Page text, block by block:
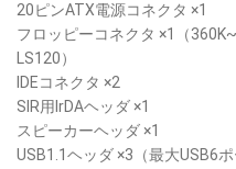
20ピンATX電源コネクタ ×1
フロッピーコネクタ ×1（
LS120）
IDEコネクタ ×2
SIR用IrDAヘッダ ×1
スピーカーヘッダ ×1
USB1.1ヘッダ ×3（最大USB6ポ